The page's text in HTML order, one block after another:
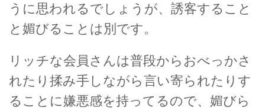
うに思われるでしょうが、誘客すること
と媚びることは別です。
リッチな会員さんは普段からおべっかさ
れたり揉み手しながら言い寄られたりす
ることに嫌悪感を持ってるので、媚びら